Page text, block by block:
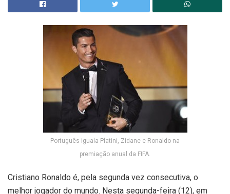
Português iguala Platini, Zidane e Ronaldo na
premiação anual da FIFA.
Cristiano Ronaldo é, pela segunda vez consecutiva, o
melhor jogador do mundo. Nesta segunda-feira (12), em